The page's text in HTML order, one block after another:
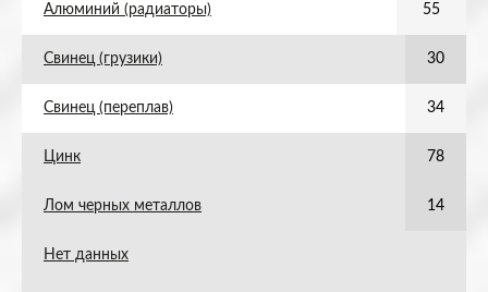
Алюминий (радиаторы) 55
Свинец (грузики) 30
Свинец (переплав) 34
Цинк 78
Лом черных металлов 14
Нет данных